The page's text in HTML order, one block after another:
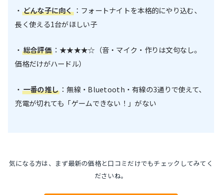
・ どんな子に向く：フォートナイトを本格的にやり込む、
長く使える1台がほしい子
・ 総合評価：★★★★☆（音・マイク・作りは文句なし。
価格だけがハードル）
・ 一番の推し ：無線・Bluetooth・有線の3通りで使えて、
充電が切れても「ゲームできない！」がない
気になる方は、まず最新の価格と口コミだけでもチェックしてみてく
ださいね。